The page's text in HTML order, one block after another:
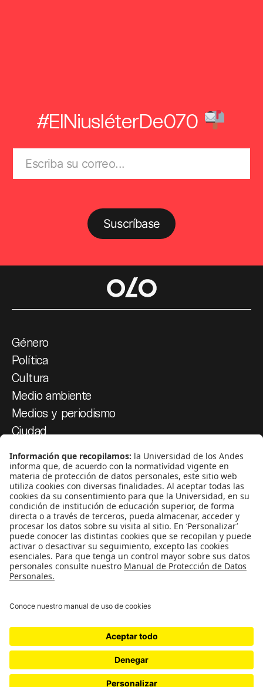
#ElNiusléterDe070
Suscríbase
Género
Política
Cultura
Medio ambiente
Medios y periodismo
Ciudad
¿Quiénes somos?
Podcasts
Ediciones especiales
Proyectos 070
¿Quieres escribir en 070?